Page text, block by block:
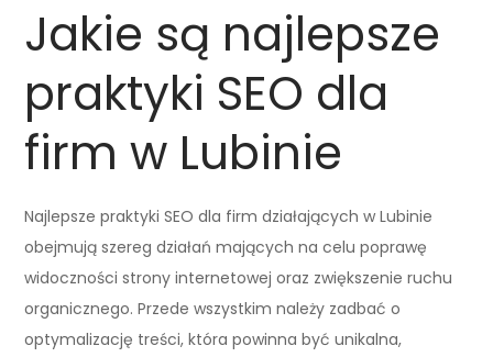
Jakie są najlepsze
praktyki SEO dla
firm w Lubinie
Najlepsze praktyki SEO dla firm działających w Lubinie
obejmują szereg działań mających na celu poprawę
widoczności strony internetowej oraz zwiększenie ruchu
organicznego. Przede wszystkim należy zadbać o
optymalizację treści, która powinna być unikalna,